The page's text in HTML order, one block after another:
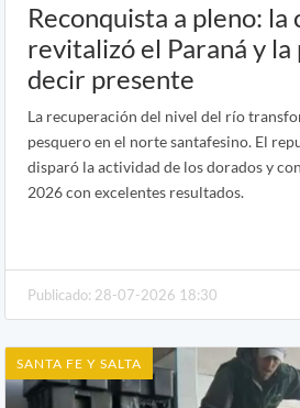
Reconquista a pleno:
revitalizó el Paraná y la
decir presente
La recuperación del nivel del río
pesquero en el norte santafesino. El
disparó la actividad de los dorados y
2026 con excelentes resultados.
Publicado: 28-07-2026 18:30
SANTA FE Y SALTA